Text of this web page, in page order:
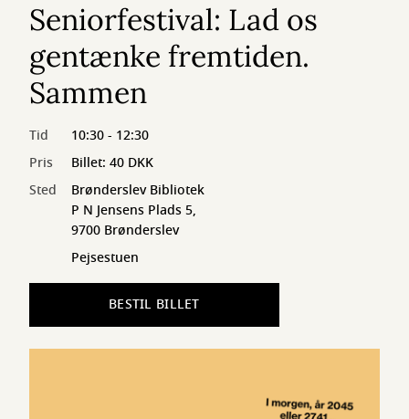
Seniorfestival: Lad os
gentænke fremtiden.
Sammen
Tid
10:30 - 12:30
Pris
Billet: 40 DKK
Sted
Brønderslev Bibliotek
P N Jensens Plads 5,
9700 Brønderslev
Pejsestuen
BESTIL BILLET